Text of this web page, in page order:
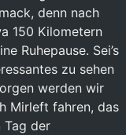
denn nach
150 Kilometern
Ruhepause. Sei’s
zu sehen
werden wir
Mirleft fahren, das
Tag der